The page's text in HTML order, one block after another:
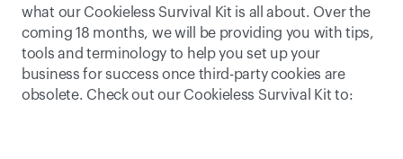
what our Cookieless Survival Kit is all about. Over the
coming 18 months, we will be providing you with tips,
tools and terminology to help you set up your
business for success once third-party cookies are
obsolete. Check out our Cookieless Survival Kit to: